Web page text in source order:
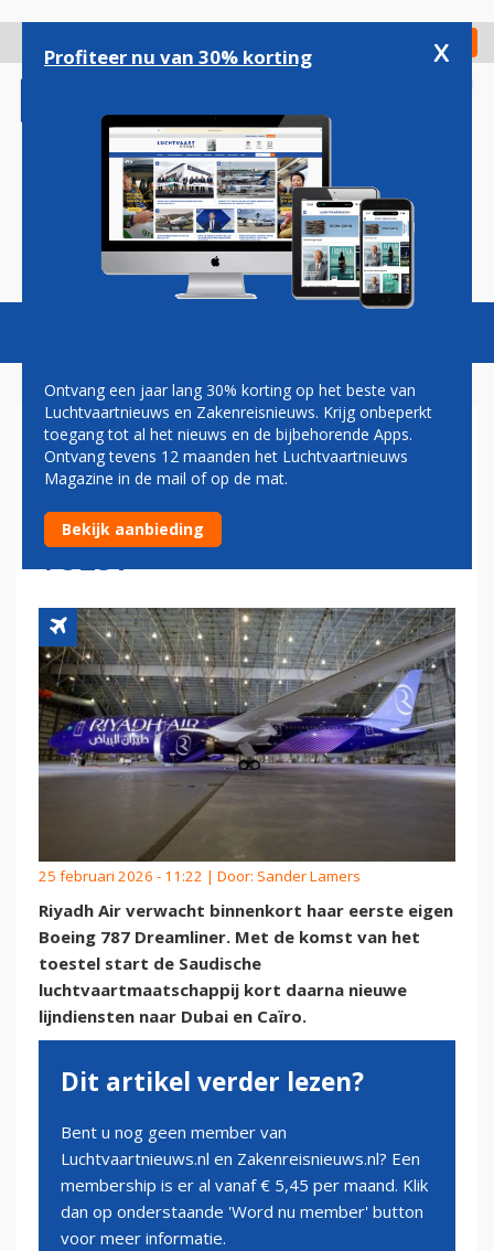
gaan
Check in
Magazine Podcasts Vacatures
KOMST EERSTE EIGEN
RIYADH AIR 787 DICHTBIJ,
OPENING NIEUWE ROUTES
VOLGT
25 februari 2026 - 11:22 | Door: Sander Lamers
Riyadh Air verwacht binnenkort haar eerste eigen
Boeing 787 Dreamliner. Met de komst van het
toestel start de Saudische
luchtvaartmaatschappij kort daarna nieuwe
lijndiensten naar Dubai en Caïro.
Dit artikel verder lezen?
Bent u nog geen member van
Luchtvaartnieuws.nl en Zakenreisnieuws.nl? Een
membership is er al vanaf € 5,45 per maand. Klik
dan op onderstaande 'Word nu member' button
voor meer informatie.
Profiteer nu van 30% korting x
Ontvang een jaar lang 30% korting op het beste van
Luchtvaartnieuws en Zakenreisnieuws. Krijg onbeperkt
toegang tot al het nieuws en de bijbehorende Apps.
Ontvang tevens 12 maanden het Luchtvaartnieuws
Magazine in de mail of op de mat.
Bekijk aanbieding